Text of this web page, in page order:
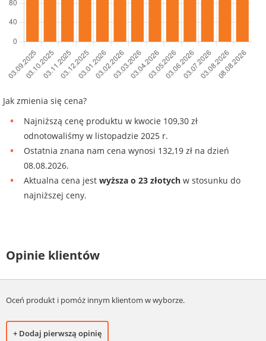
Jak zmienia się cena?
Najniższą cenę produktu w kwocie 109,30 zł
odnotowaliśmy w listopadzie 2025 r.
Ostatnia znana nam cena wynosi 132,19 zł na dzień
08.08.2026.
Aktualna cena jest wyższa o 23 złotych w stosunku do
najniższej ceny.
Opinie klientów
Oceń produkt i pomóż innym klientom w wyborze.
+ Dodaj pierwszą opinię